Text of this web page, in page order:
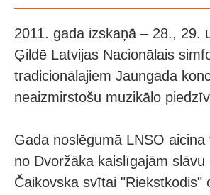
2011. gada izskaņā – 28., 29.
Ģildē Latvijas Nacionālais
tradicionālajiem Jaungada
neaizmirstošu muzikālo
Gada noslēgumā LNSO
no Dvoržāka kaislīgajām
Čaikovska svītai